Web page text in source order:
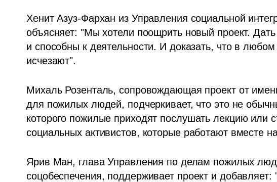
Хенит Азуз-Фархан из Управления социальной
объясняет: "Мы хотели поощрить новый проект.
и способны к деятельности. И доказать, что в любом
исчезают".
Михаль Розенталь, сопровождающая проект от
для пожилых людей, подчеркивает, что это не
которого пожилые приходят послушать лекцию или
социальных активистов, которые работают вместе
Ярив Ман, глава Управления по делам пожилых
соцобеспечения, поддерживает проект и